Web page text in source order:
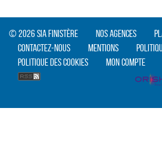
© 2026 SIA Finistère Nos agences
Contactez-nous
Mentions
Politique des cookies
Mon compte